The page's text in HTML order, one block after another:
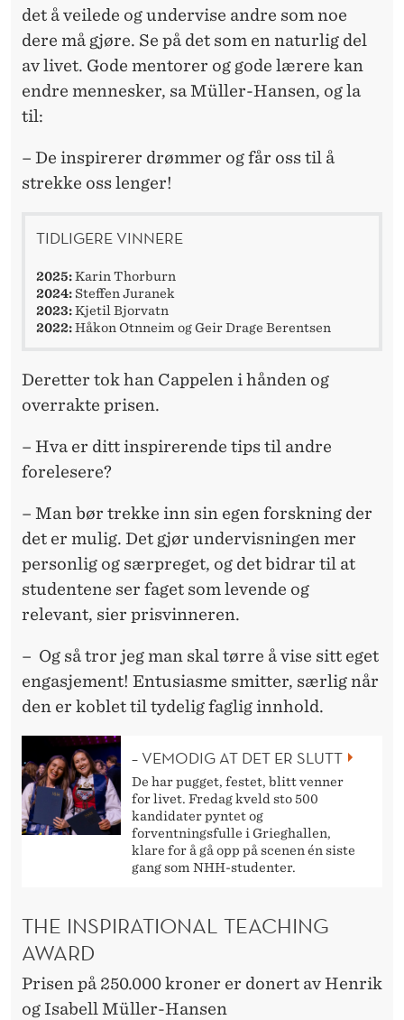
det å veilede og undervise andre som noe
dere må gjøre. Se på det som en naturlig del
av livet. Gode mentorer og gode lærere kan
endre mennesker, sa Müller-Hansen, og la
til:
– De inspirerer drømmer og får oss til å
strekke oss lenger!
TIDLIGERE VINNERE
2025:Karin Thorburn
2024: Steffen Juranek
2023:Kjetil Bjorvatn
2022:Håkon Otnneim og Geir Drage Berentsen
Deretter tok han Cappelen i hånden og
overrakte prisen.
– Hva er ditt inspirerende tips til andre
forelesere?
– Man bør trekke inn sin egen forskning der
det er mulig. Det gjør undervisningen mer
personlig og særpreget, og det bidrar til at
studentene ser faget som levende og
relevant, sier prisvinneren.
– Og så tror jeg man skal tørre å vise sitt eget
engasjement! Entusiasme smitter, særlig når
den er koblet til tydelig faglig innhold.
– VEMODIG AT DET ER SLUTT
De har pugget, festet, blitt venner
for livet. Fredag kveld sto 500
kandidater pyntet og
forventningsfulle i Grieghallen,
klare for å gå opp på scenen én siste
gang som NHH-studenter.
THE INSPIRATIONAL TEACHING
AWARD
Prisen på 250.000 kroner er donert av Henrik
og Isabell Müller-Hansen